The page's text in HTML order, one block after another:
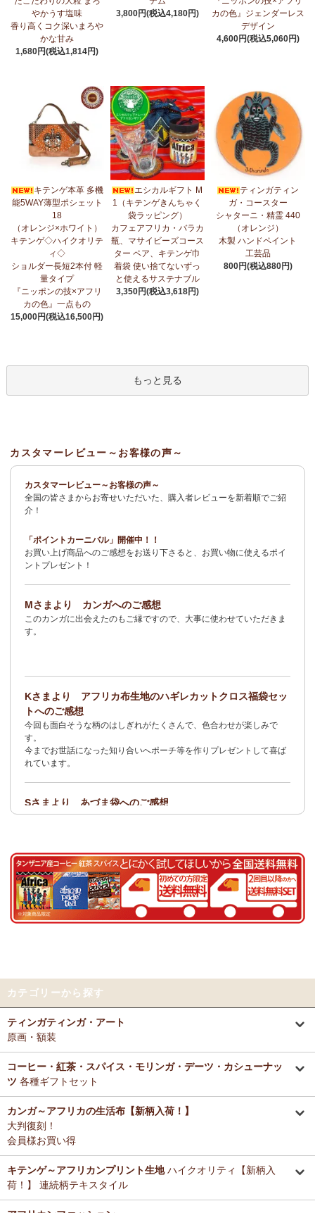
4/23：
【2026新茶入荷】アフリカンプライド～アッサム種タンザ
ニア紅茶～無農薬手摘み茶葉～
4/15：ノースリーブワンピース～前後2way仕様～
新入荷！ゆった
りシルエット
4/15：【新登場】ティアードフレアパンツ新入荷！大人気のティ
アードパンツが、さらに進化してバージョンアップ！
【2026新茶 予約開始】アフリカンプライド～アッサム種タ
ンザニア紅茶～無農薬手摘み茶葉～
4/13：
【2026新豆入荷】タンザニア産カシューナッツ＜素焼き＞
＜うす塩＞～こだわりの大粒 香り高くコク深いまろやかな甘み～
3/27：キテンゲ◇ハイクオリティ◇2026新柄 タンザニアより新入
～アフリカンプリント生地～
3/27： サーカスパンツ
仕立てた新作登場！『ニッポンの技×アフリカの色』
3/11：リボン付きブラウス アレンジいろいろ9way仕様！新入
3/11：イレギュラーヘム タックスカート
イクオリティ◇で仕立てた新作登場！『ニッポンの技×アフリカの
2/4： 長財布L字ファスナー～キテンゲ本革仕立て
～キテンゲ◇ハ
2/3： キテンゲ本革 名刺ケース～キテンゲ◇ハイクオリティ◇で
仕立てた新作登場！『ニッポンの技×アフリカの色』
2/3： オトナの多機能リュック～キテンゲ本革仕立て
ハイクオリティ◇で仕立てた新作登場！『ニッポンの技×アフリカ
の色』
1/19イージーパンツ～美脚ゆるやかブーツカットデザイン～
ンゲ◇ハイクオリティ◇で仕立てた新作登場！『ニッポンの技×ア
フリカの色』
1/19：エコバッグ≪2サイズ展開≫
名ごとに2つのカテゴリーでご紹介します
→ 作家名 A―L
→ 作家名 M―Z
名ごとに2つのカテゴリーでご紹介します
→ 作家名 A―L
→ 作家名 M―Z
1/15：2026年 バラカの福袋≪数量限定で再販決定！≫
～アフリカングッズ満杯～1年間の感謝をこめて
12/25：ステッチVネック ノースリーブブラウス新入荷！～キテ
ンゲ◇ハイクオリティ◇で仕立てた新作登場！
12/25：マサイシュカ アフリカの布ページに新入荷！
マサイ民族のマント 軽くおしゃれなブランケット
12/25：ティンガティンガ・アート～シャターニ（アフリカの精
霊）の作品新入荷！
12/25：
12/20：2026年 バラカの福袋～2025.12/20（土）予約販売開始
～アフリカングッズ満杯～1年間の感謝をこめて
≪数量限定販売
≫
やかうす塩味
香り高くコク深いまろや
かな甘み
1,680円(税込1,814円)
3,800円(税込4,180円)
カの色』ジェンダーレス
デザイン
4,600円(税込5,060円)
キテンゲ本革 多機
能5WAY薄型ポシェット
18
（オレンジ×ホワイト）
キテンゲ◇ハイクオリテ
ィ◇
ショルダー長短2本付 軽
量タイプ
『ニッポンの技×アフリ
カの色』一点もの
15,000円(税込16,500円)
エシカルギフト M
1（キテンゲきんちゃく
袋ラッピング）
カフェアフリカ・バラカ
瓶、マサイビーズコース
ター ペア、キテンゲ巾
着袋 使い捨てないずっ
と使えるサステナブル
3,350円(税込3,618円)
ティンガティン
ガ・コースター
シャターニ・精霊 440
（オレンジ）
木製 ハンドペイント
工芸品
800円(税込880円)
もっと見る
カスタマーレビュー～お客様の声～
カスタマーレビュー～お客様の声～
全国の皆さまからお寄せいただいた、購入者レビューを新着順でご紹
介！
「ポイントカーニバル」開催中！！
お買い上げ商品へのご感想をお送り下さると、お買い物に使えるポイ
ントプレゼント！
Mさまより カンガへのご感想
このカンガに出会えたのもご縁ですので、大事に使わせていただきま
す。
Kさまより アフリカ布生地のハギレカットクロス福袋セッ
トへのご感想
今回も面白そうな柄のはしぎれがたくさんで、色合わせが楽しみで
す。
今までお世話になった知り合いへポーチ等を作りプレゼントして喜ば
れています。
Sさまより あづま袋へのご感想
とても可愛く、着こなしのアクセントになります。軽くて丈夫なので
Nさまより 乳香フランキンセンスへのご感想
食べてみたくて買いました。青い皮の柑橘系の様な香りと木の様な形
容し難い香りがする、なんとも言えない香りです。
好きとか嫌いとかいう感覚よりも急に眠くなって来たので、リラック
スしているのを感じます。なんとなく、良いなぁ。
Tさまより カンガへのご感想
テーブルクロスとして使用中。大きさが少し違っていたりちょっと曲
っかりした良い生地です。一番心配だった洗濯ですが、ネットに入れ
て手洗いモードで洗濯機にかけ、終わったらすぐ干し、うちの場合は
色落ち、色移りなく大丈夫でした。洗濯ジワも殆どない（個人の感想
です！）のでノーアイロンで使用しています。
リビングが無地だらけなので、カンガのデザインがいいアクセントに
なりちょっと素敵空間に。
います。
Tさまより アジュワ・デーツへのご感想
高級ドライフルーツ、安価で買えてうれしいです。
カテゴリーから探す
ティンガティンガ・アート
原画・額装
コーヒー・紅茶・スパイス・モリンガ・デーツ・カシューナッ
ツ 各種ギフトセット
カンガ～アフリカの生活布【新柄入荷！】
大判復刻！
会員様お買い得
キテンゲ～アフリカンプリント生地ハイクオリティ【新柄入
荷！】 連続柄テキスタイル